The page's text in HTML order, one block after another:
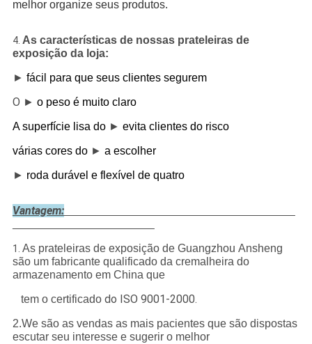
melhor organize seus produtos.
4. As características de nossas prateleiras de
exposição da loja:
► fácil para que seus clientes segurem
O ► o peso é muito claro
A superfície lisa do► evita clientes do risco
várias cores do► a escolher
► roda durável e flexível de quatro
Vantagem:
1. As prateleiras de exposição de Guangzhou Ansheng
são um fabricante qualificado da cremalheira do
armazenamento em China que
tem o certificadodo ISO 9001-2000.
2.We são as vendas as mais pacientes que são dispostas
escutar seu interesse e sugerir o melhor